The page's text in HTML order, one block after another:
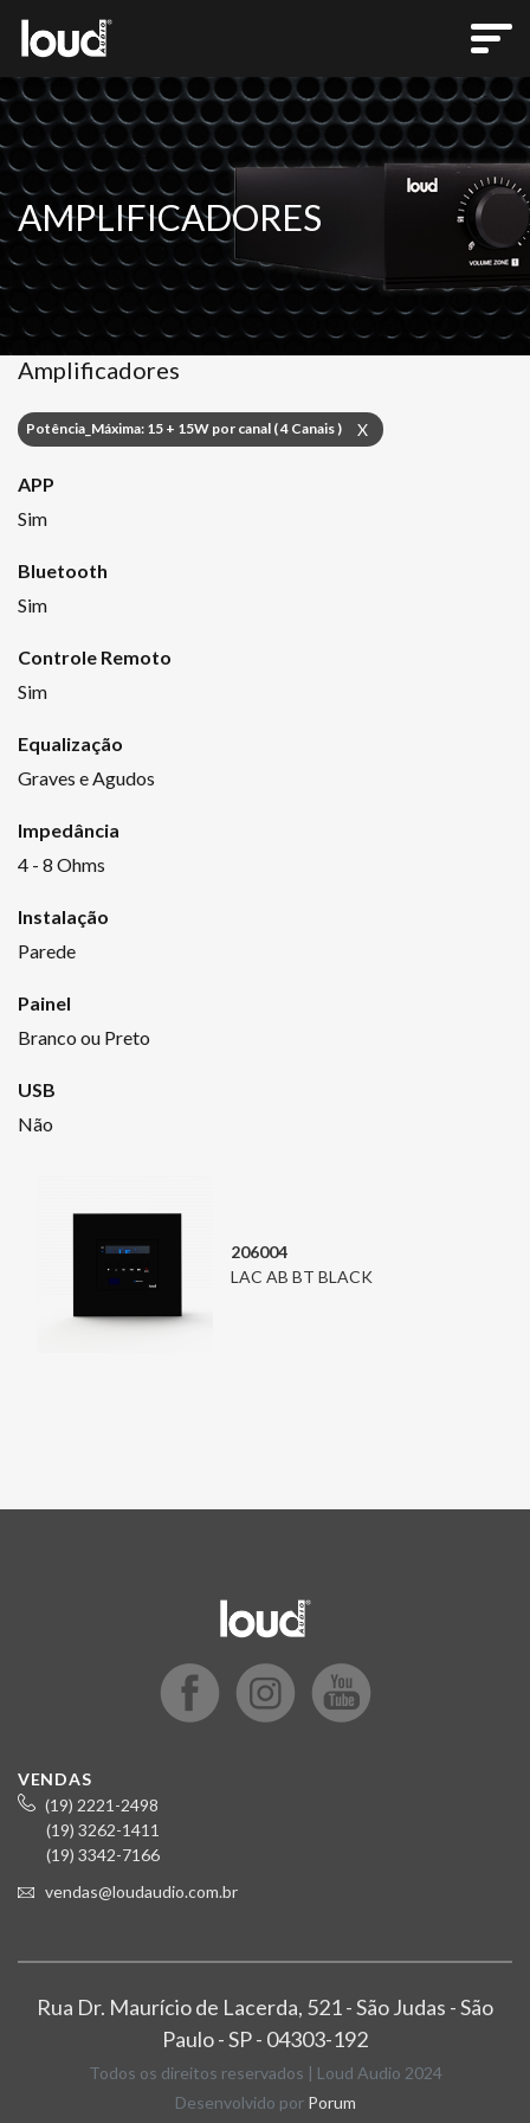
AMPLIFICADORES
Amplificadores
Potência_Máxima: 15 + 15W por canal ( 4 Canais ) X
APP
Sim
Bluetooth
Sim
Controle Remoto
Sim
Equalização
Graves e Agudos
Impedância
4 - 8 Ohms
Instalação
Parede
Painel
Branco ou Preto
USB
Não
206004
LAC AB BT BLACK
VENDAS
(19) 2221-2498
(19) 3262-1411
(19) 3342-7166
vendas@loudaudio.com.br
Rua Dr. Maurício de Lacerda, 521 - São Judas - São
Paulo - SP - 04303-192
Todos os direitos reservados | Loud Audio 2024
Desenvolvido por Porum